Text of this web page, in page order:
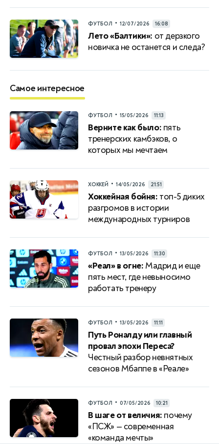
ФУТБОЛ • 12/07/2026 16:08
Лето «Балтики»: от дерзкого
новичка не останется и следа?
Самое интересное
ФУТБОЛ • 15/05/2026 11:13
Верните как было: пять
тренерских камбэков, о
которых мы мечтаем
ХОККЕЙ • 14/05/2026 21:51
Хоккейная бойня: топ-5 диких
разгромов в истории
международных турниров
ФУТБОЛ • 13/05/2026 11:30
«Реал» в огне: Мадрид и еще
пять мест, где невыносимо
работать тренеру
ФУТБОЛ • 13/05/2026 11:11
Путь Роналду или главный
провал эпохи Переса?
Честный разбор невнятных
сезонов Мбаппе в «Реале»
ФУТБОЛ • 07/05/2026 10:21
В шаге от величия: почему
«ПСЖ» — современная
«команда мечты»